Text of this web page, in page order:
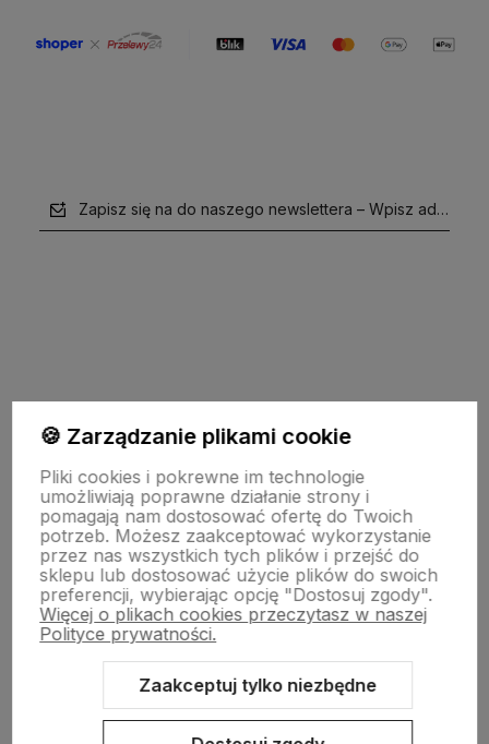
Zapisz się na do naszego newslettera – Wpisz adres e-
Pomoc
Moje konto
Płatności i dostawa
🍪 Zarządzanie plikami cookie
Pliki cookies i pokrewne im technologie
umożliwiają poprawne działanie strony i
pomagają nam dostosować ofertę do Twoich
potrzeb. Możesz zaakceptować wykorzystanie
przez nas wszystkich tych plików i przejść do
sklepu lub dostosować użycie plików do swoich
preferencji, wybierając opcję "Dostosuj zgody".
Więcej o plikach cookies przeczytasz w naszej
Polityce prywatności.
Zaakceptuj tylko niezbędne